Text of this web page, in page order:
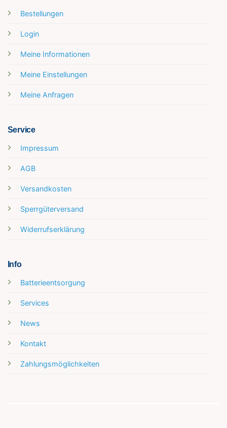
Bestellungen
Login
Meine Informationen
Meine Einstellungen
Meine Anfragen
Service
Impressum
AGB
Versandkosten
Sperrgüterversand
Widerrufserklärung
Info
Batterieentsorgung
Services
News
Kontakt
Zahlungsmöglichkeiten